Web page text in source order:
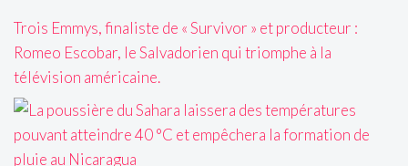
Trois Emmys, finaliste de « Survivor » et producteur :
Romeo Escobar, le Salvadorien qui triomphe à la
télévision américaine.